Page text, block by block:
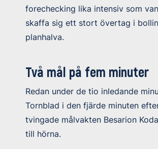
forechecking lika intensiv som
skaffa sig ett stort övertag i
planhalva.
Två mål på fem minuter
Redan under de tio inledande
Tornblad i den fjärde minuten
tvingade målvakten Besarion
till hörna.